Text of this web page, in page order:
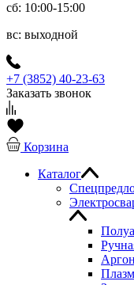
сб: 10:00-15:00
вс: выходной
+7 (3852) 40-23-63
Заказать звонок
Корзина
Каталог